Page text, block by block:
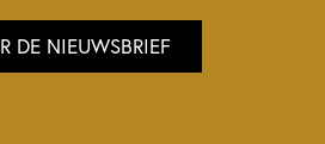
DE NIEUWSBRIEF